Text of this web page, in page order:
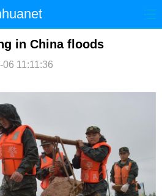
国际
法治
科技 军事
in China floods
06 11:11:36